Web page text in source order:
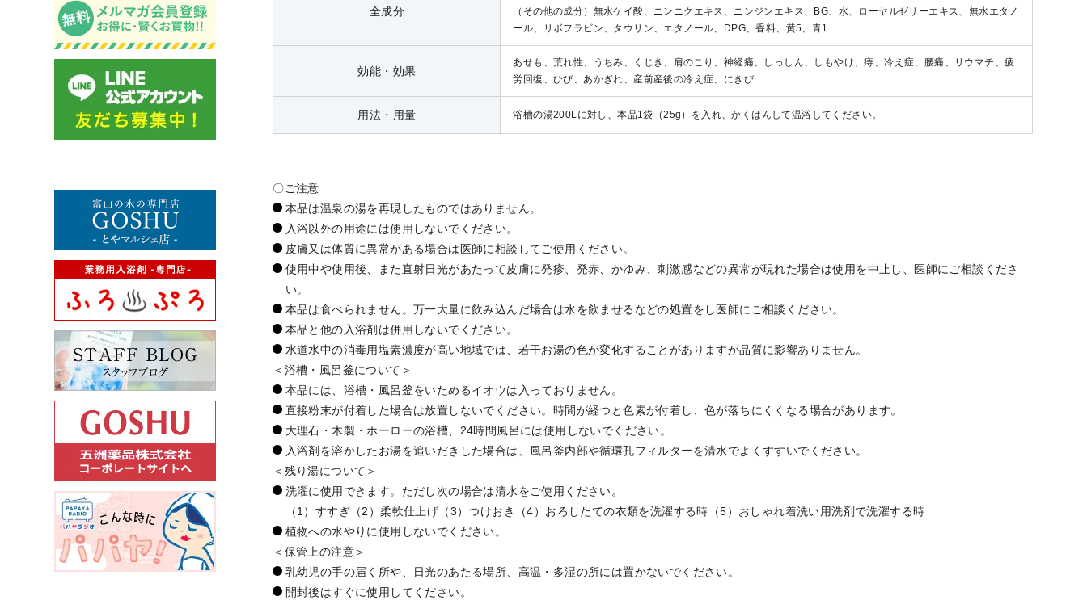
全成分
（その他の成分）無水ケイ酸、ニンニクエキス、ニンジンエキス、BG、水、ローヤルゼリーエキス、無水エタノ
ール、リボフラビン、タウリン、エタノール、DPG、香料、黄5、青1
効能・効果
あせも、荒れ性、うちみ、くじき、肩のこり、神経痛、しっしん、しもやけ、痔、冷え症、腰痛、リウマチ、疲
労回復、ひび、あかぎれ、産前産後の冷え症、にきび
用法・用量 浴槽の湯200Lに対し、本品1袋（25g）を入れ、かくはんして温浴してください。
〇ご注意
本品は温泉の湯を再現したものではありません。
入浴以外の用途には使用しないでください。
皮膚又は体質に異常がある場合は医師に相談してご使用ください。
使用中や使用後、また直射日光があたって皮膚に発疹、発赤、かゆみ、刺激感などの異常が現れた場合は使用を中止し、医師にご相談くださ
い。
本品は食べられません。万一大量に飲み込んだ場合は水を飲ませるなどの処置をし医師にご相談ください。
本品と他の入浴剤は併用しないでください。
水道水中の消毒用塩素濃度が高い地域では、若干お湯の色が変化することがありますが品質に影響ありません。
＜浴槽・風呂釜について＞
本品には、浴槽・風呂釜をいためるイオウは入っておりません。
直接粉末が付着した場合は放置しないでください。時間が経つと色素が付着し、色が落ちにくくなる場合があります。
大理石・木製・ホーローの浴槽、24時間風呂には使用しないでください。
入浴剤を溶かしたお湯を追いだきした場合は、風呂釜内部や循環孔フィルターを清水でよくすすいでください。
＜残り湯について＞
洗濯に使用できます。ただし次の場合は清水をご使用ください。
（1）すすぎ（2）柔軟仕上げ（3）つけおき（4）おろしたての衣類を洗濯する時（5）おしゃれ着洗い用洗剤で洗濯する時
植物への水やりに使用しないでください。
＜保管上の注意＞
乳幼児の手の届く所や、日光のあたる場所、高温・多湿の所には置かないでください。
開封後はすぐに使用してください。